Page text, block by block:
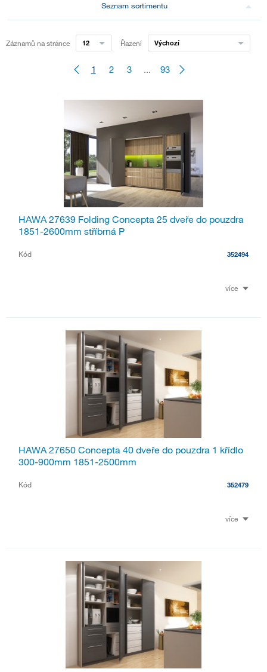
Seznam sortimentu
Záznamů na stránce 12 Řazení Výchozí
1 2 3 ... 93
HAWA 27639 Folding Concepta 25 dveře do pouzdra
1851-2600mm stříbrná P
Kód 352494
více
HAWA 27650 Concepta 40 dveře do pouzdra 1 křídlo
300-900mm 1851-2500mm
Kód 352479
více